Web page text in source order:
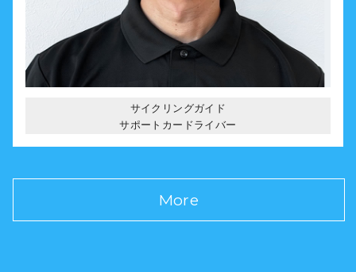
サイクリングガイド
サポートカードライバー
More